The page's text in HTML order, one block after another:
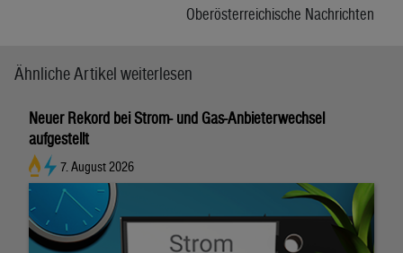
Oberösterreichische Nachrichten
Ähnliche Artikel weiterlesen
Neuer Rekord bei Strom- und Gas-Anbieterwechsel
aufgestellt
7. August 2026